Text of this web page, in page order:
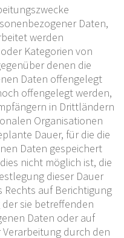
Daten,
werden
Kategorien von
denen die
Daten offengelegt
offengelegt werden,
in Drittländern
Organisationen
Dauer, für die die
Daten gespeichert
nicht möglich ist, die
dieser Dauer
Rechts auf Berichtigung
sie betreffenden
Daten oder auf
durch den